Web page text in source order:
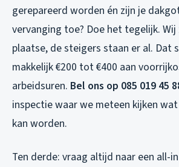
gerepareerd worden én zijn je
vervanging toe? Doe het tegelijk.
plaatse, de steigers staan er al. Dat
makkelijk €200 tot €400 aan
arbeidsuren. Bel ons op 085 019 45
inspectie waar we meteen kijken
kan worden.
Ten derde: vraag altijd naar een all-